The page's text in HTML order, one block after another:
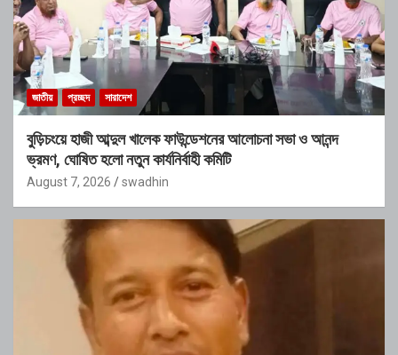
জাতীয় প্রচ্ছদ সারাদেশ
বুড়িচংয়ে হাজী আব্দুল খালেক ফাউন্ডেশনের আলোচনা সভা ও আনন্দ
ভ্রমণ, ঘোষিত হলো নতুন কার্যনির্বাহী কমিটি
August 7, 2026 swadhin